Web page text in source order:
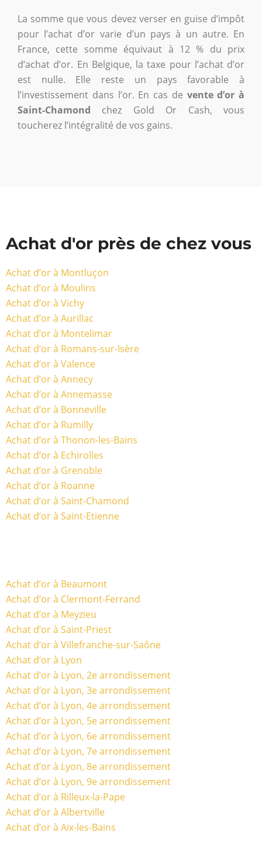
La somme que vous devez verser en guise d’impôt
pour l’achat d’or varie d’un pays à un autre. En
France, cette somme équivaut à 12 % du prix
d’achat d’or. En Belgique, la taxe pour l’achat d’or
est nulle. Elle reste un pays favorable à
l’investissement dans l’or. En cas de vente d’or à
Saint-Chamond chez Gold Or Cash, vous
toucherez l’intégralité de vos gains.
Achat d'or près de chez vous
Achat d’or à Montluçon
Achat d’or à Moulins
Achat d’or à Vichy
Achat d’or à Aurillac
Achat d’or à Montelimar
Achat d’or à Romans-sur-Isère
Achat d’or à Valence
Achat d’or à Annecy
Achat d’or à Annemasse
Achat d’or à Bonneville
Achat d’or à Rumilly
Achat d’or à Thonon-les-Bains
Achat d’or à Echirolles
Achat d’or à Grenoble
Achat d’or à Roanne
Achat d’or à Saint-Chamond
Achat d’or à Saint-Etienne
Achat d’or à Beaumont
Achat d’or à Clermont-Ferrand
Achat d’or à Meyzieu
Achat d’or à Saint-Priest
Achat d’or à Villefranche-sur-Saône
Achat d’or à Lyon
Achat d’or à Lyon, 2e arrondissement
Achat d’or à Lyon, 3e arrondissement
Achat d’or à Lyon, 4e arrondissement
Achat d’or à Lyon, 5e arrondissement
Achat d’or à Lyon, 6e arrondissement
Achat d’or à Lyon, 7e arrondissement
Achat d’or à Lyon, 8e arrondissement
Achat d’or à Lyon, 9e arrondissement
Achat d’or à Rilleux-la-Pape
Achat d’or à Albertville
Achat d’or à Aix-les-Bains